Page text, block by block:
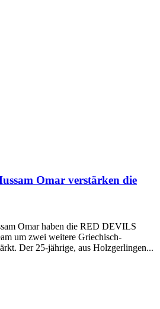
Omar verstärken die
Omar haben die RED DEVILS
um zwei weitere Griechisch-
Der 25-jährige, aus Holzgerlingen...